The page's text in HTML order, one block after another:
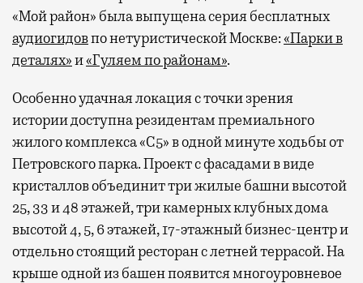
«Мой район» была выпущена серия бесплатных
аудиогидовпо нетуристической Москве:«Парки в
деталях»и«Гуляем по районам».
Особенно удачная локация с точки зрения
истории доступна резидентам премиального
жилого комплекса «С5»в одной минуте ходьбы от
Петровского парка. Проект с фасадами в виде
кристаллов объединит три жилые башни высотой
25, 33 и 48 этажей, три камерных клубных дома
высотой 4, 5, 6 этажей, 17-этажный бизнес-центр и
отдельно стоящий ресторан с летней террасой. На
крыше одной из башен появится многоуровневое